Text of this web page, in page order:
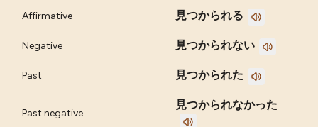
Affirmative 見つかられる
Negative 見つかられない
Past 見つかられた
Past negative
見つかられなかった